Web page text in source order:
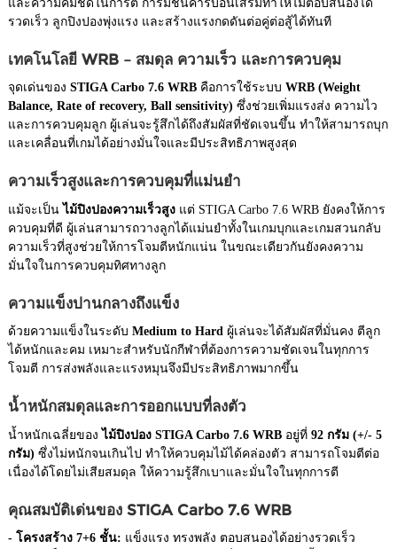
และความคมชัดในการตี การมีชั้นคาร์บอนเสริมทำให้ไม้ตอบสนองได้
รวดเร็ว ลูกปิงปองพุ่งแรง และสร้างแรงกดดันต่อคู่ต่อสู้ได้ทันที
เทคโนโลยี WRB – สมดุล ความเร็ว และการควบคุม
จุดเด่นของ STIGA Carbo 7.6 WRB คือการใช้ระบบ WRB (Weight
Balance, Rate of recovery, Ball sensitivity) ซึ่งช่วยเพิ่มแรงส่ง ความไว
และการควบคุมลูก ผู้เล่นจะรู้สึกได้ถึงสัมผัสที่ชัดเจนขึ้น ทำให้สามารถบุก
และเคลื่อนที่เกมได้อย่างมั่นใจและมีประสิทธิภาพสูงสุด
ความเร็วสูงและการควบคุมที่แม่นยำ
แม้จะเป็นไม้ปิงปองความเร็วสูง แต่ STIGA Carbo 7.6 WRB ยังคงให้การ
ควบคุมที่ดี ผู้เล่นสามารถวางลูกได้แม่นยำทั้งในเกมบุกและเกมสวนกลับ
ความเร็วที่สูงช่วยให้การโจมตีหนักแน่น ในขณะเดียวกันยังคงความ
มั่นใจในการควบคุมทิศทางลูก
ความแข็งปานกลางถึงแข็ง
ด้วยความแข็งในระดับ Medium to Hard ผู้เล่นจะได้สัมผัสที่มั่นคง ตีลูก
ได้หนักและคม เหมาะสำหรับนักกีฬาที่ต้องการความชัดเจนในทุกการ
โจมตี การส่งพลังและแรงหมุนจึงมีประสิทธิภาพมากขึ้น
น้ำหนักสมดุลและการออกแบบที่ลงตัว
น้ำหนักเฉลี่ยของไม้ปิงปอง STIGA Carbo 7.6 WRB อยู่ที่ 92 กรัม (+/- 5
กรัม) ซึ่งไม่หนักจนเกินไป ทำให้ควบคุมไม้ได้คล่องตัว สามารถโจมตีต่อ
เนื่องได้โดยไม่เสียสมดุล ให้ความรู้สึกเบาและมั่นใจในทุกการตี
คุณสมบัติเด่นของ STIGA Carbo 7.6 WRB
- โครงสร้าง 7+6 ชั้น: แข็งแรง ทรงพลัง ตอบสนองได้อย่างรวดเร็ว